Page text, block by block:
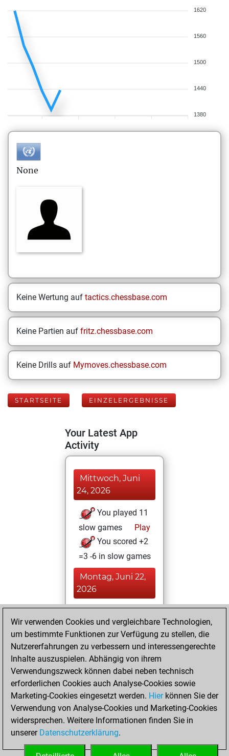
1620
1560
1500
1440
1380
None
Keine Wertung auf tactics.chessbase.com
Keine Partien auf fritz.chessbase.com
Keine Drills auf Mymoves.chessbase.com
STARTSEITE EINZELERGEBNISSE
Your Latest App
Activity
Mittwoch, Juni
24, 2026
You played 11
slow games
Play
You scored +2
=3 -6 in slow games
Montag, Juni 22,
2026
You played 99
blitz games
Play
You scored +17
=10 -72 in blitz
Montag, April 27,
2026
You played 5
bullet games
Play
You scored +1
=0 -4 in bullet
Wir verwenden Cookies und vergleichbare Technologien,
um bestimmte Funktionen zur Verfügung zu stellen, die
Nutzererfahrungen zu verbessern und interessengerechte
Inhalte auszuspielen. Abhängig von ihrem
Verwendungszweck können dabei neben technisch
erforderlichen Cookies auch Analyse-Cookies sowie
Marketing-Cookies eingesetzt werden. Hierkönnen Sie der
Verwendung von Analyse-Cookies und Marketing-Cookies
widersprechen. Weitere Informationen finden Sie in
unserer Datenschutzerklärung.